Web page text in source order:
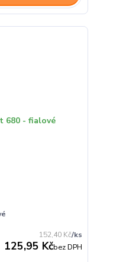
152,40 Kč/ks
125,95 Kčbez DPH